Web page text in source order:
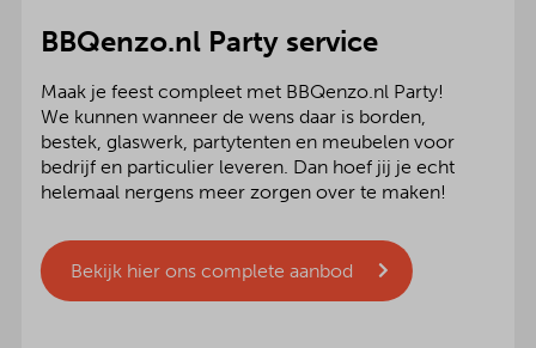
BBQenzo.nl Party service
Maak je feest compleet met BBQenzo.nl Party!
We kunnen wanneer de wens daar is borden,
bestek, glaswerk, partytenten en meubelen voor
bedrijf en particulier leveren. Dan hoef jij je echt
helemaal nergens meer zorgen over te maken!
Bekijk hier ons complete aanbod